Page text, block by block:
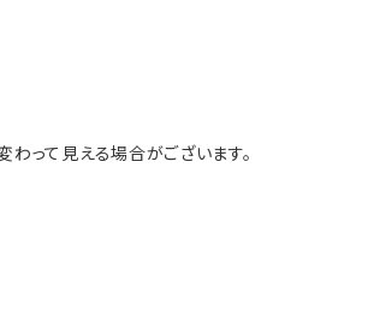
って見える場合がございます。